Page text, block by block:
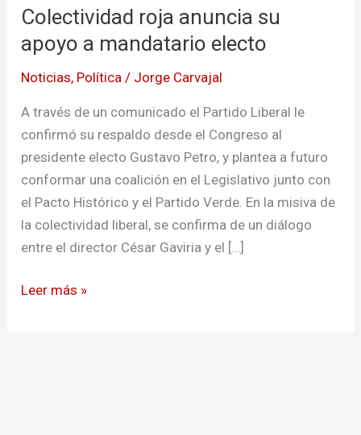
Colectividad roja anuncia su
apoyo a mandatario electo
Noticias, Política / Jorge Carvajal
A través de un comunicado el Partido Liberal le
confirmó su respaldo desde el Congreso al
presidente electo Gustavo Petro, y plantea a futuro
conformar una coalición en el Legislativo junto con
el Pacto Histórico y el Partido Verde. En la misiva de
la colectividad liberal, se confirma de un diálogo
entre el director César Gaviria y el […]
anuncia
su
apoyo
a
mandatario
electo
Leer más »